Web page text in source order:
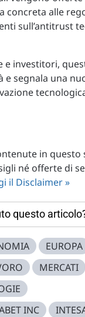
concreta alle
sull’antitrust
e investitori,
segnala una
in questo
né offerte di
il Disclaimer »
questo
EUROPA
MERCATI
INC